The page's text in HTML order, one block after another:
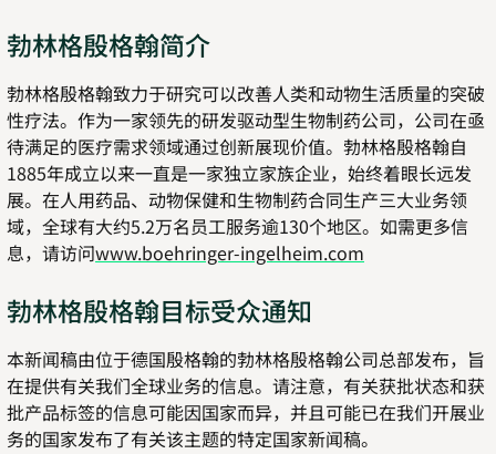
勃林格殷格翰简介
勃林格殷格翰致力于研究可以改善人类和动物生活质量的突破
性疗法。作为一家领先的研发驱动型生物制药公司，公司在亟
待满足的医疗需求领域通过创新展现价值。勃林格殷格翰自
1885年成立以来一直是一家独立家族企业，始终着眼长远发
展。在人用药品、动物保健和生物制药合同生产三大业务领
域，全球有大约5.2万名员工服务逾130个地区。如需更多信
息，请访问www.boehringer-ingelheim.com
勃林格殷格翰目标受众通知
本新闻稿由位于德国殷格翰的勃林格殷格翰公司总部发布，旨
在提供有关我们全球业务的信息。请注意，有关获批状态和获
批产品标签的信息可能因国家而异，并且可能已在我们开展业
务的国家发布了有关该主题的特定国家新闻稿。